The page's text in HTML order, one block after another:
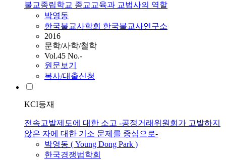
불교종립학교 종교교육과 교법사의 역할
박영동
한국불교사학회 한국불교사연구소
2016
문학/사학/철학
Vol.45 No.-
원문보기
복사/대출신청
KCI등재
전속고발제도에 대한 소고 -공정거래위원회가 고발하지
않은 자에 대한 기소 문제를 중심으로-
박영동 ( Young Dong Park )
한국경쟁법학회